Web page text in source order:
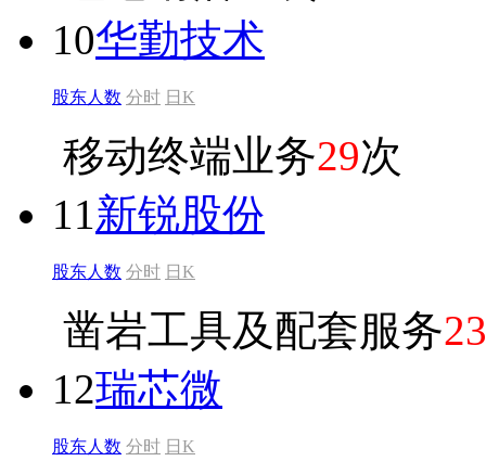
10华勤技术
股东人数 分时 日K
移动终端业务29次
11新锐股份
股东人数 分时 日K
凿岩工具及配套服务23
12瑞芯微
股东人数 分时 日K